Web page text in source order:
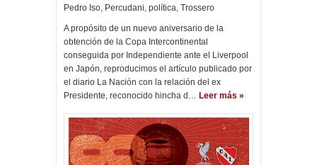
Pedro Iso, Percudani, política, Trossero
A propósito de un nuevo aniversario de la
obtención de la Copa Intercontinental
conseguida por Independiente ante el Liverpool
en Japón, reproducimos el artículo publicado por
el diario La Nación con la relación del ex
Presidente, reconocido hincha d… Leer más »